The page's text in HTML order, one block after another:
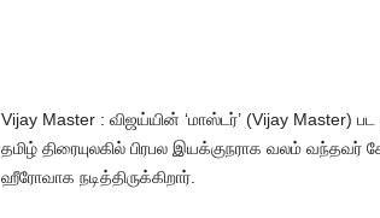
Vijay Master : விஜய்யின் ‘மாஸ்டர்’ (Vijay Master)
தமிழ் திரையுலகில் பிரபல இயக்குநராக வலம்
ஹீரோவாக நடித்திருக்கிறார்.